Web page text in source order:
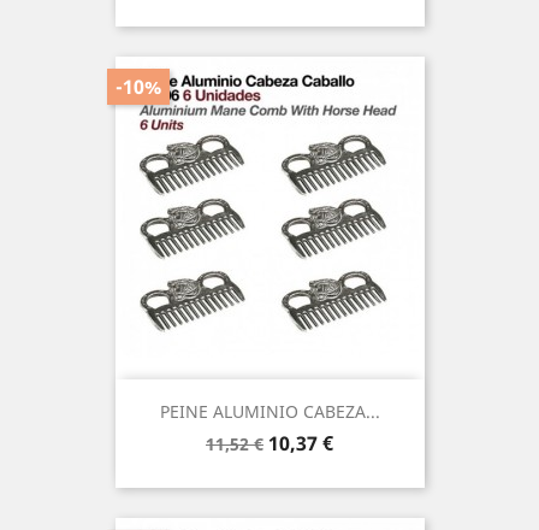
PEINE ALUMINIO CABEZA...
Precio
11,52 €
-10%
Precio
10,37 €